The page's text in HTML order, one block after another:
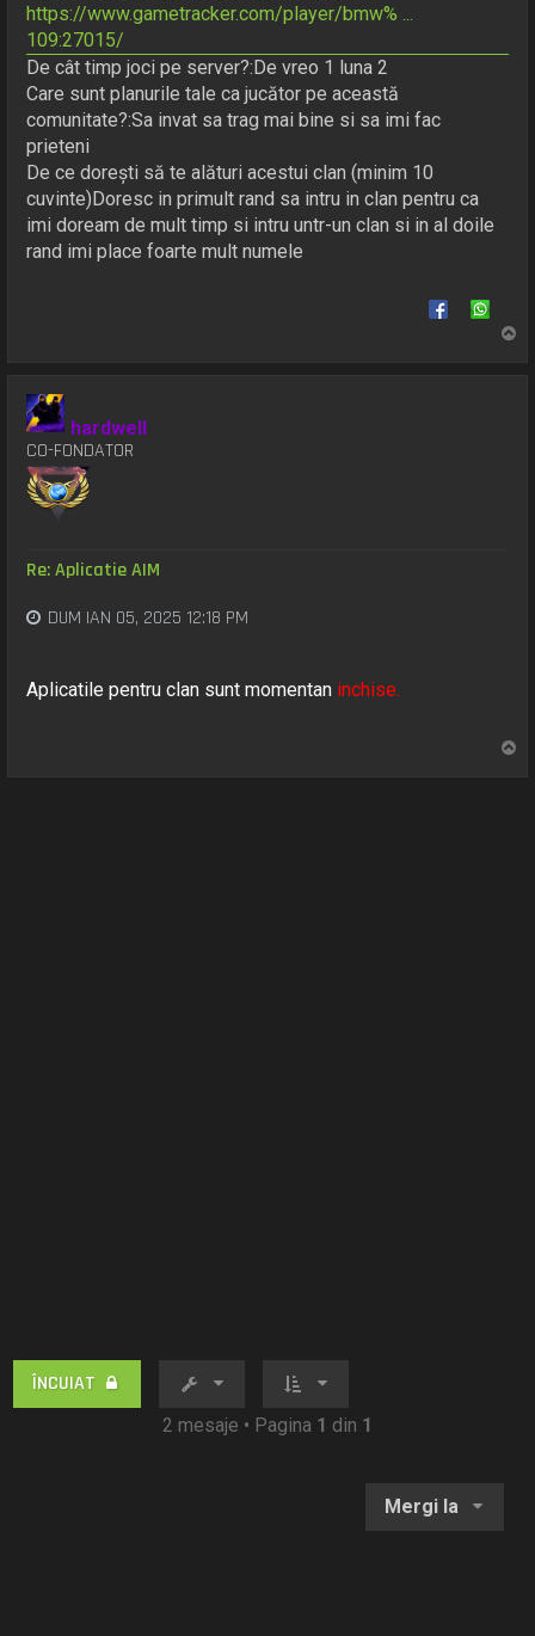
https://www.gametracker.com/player/bmw% ...
109:27015/
De cât timp joci pe server?:De vreo 1 luna 2
Care sunt planurile tale ca jucător pe această
comunitate?:Sa invat sa trag mai bine si sa imi fac
prieteni
De ce dorești să te alături acestui clan (minim 10
cuvinte)Doresc in primult rand sa intru in clan pentru ca
imi doream de mult timp si intru untr-un clan si in al doile
rand imi place foarte mult numele
hardwell
CO-FONDATOR
Re: Aplicatie AIM
DUM IAN 05, 2025 12:18 PM
Aplicatile pentru clan sunt momentan inchise.
ÎNCUIAT
2 mesaje • Pagina 1 din 1
Mergi la